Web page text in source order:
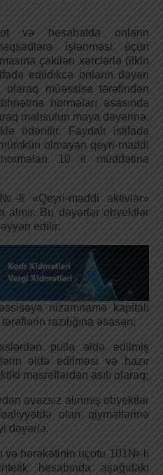
və hesabatda onların
işlənməsi üçün
çəkilən xərclərlə (ilkin
edildikcə onların dəyəri
olaraq müəssisə tərəfindən
normaları əsasında
məhsulun maya dəyərinə,
ödənilir. Faydalı istifadə
olmayan qeyri-maddi
10 il müddətinə
li «Qeyri-maddi aktivlər»
almır. Bu dəyərlər obyektlər
edilir:
nizamnamə kapitalı
razılığına əsasən;
pulla əldə edilmiş
əldə edilməsi və hazır
məsrəflərdən asılı olaraq;
əvəzsiz alınmış obyektlər
olan qiymətlərinə
dəyərlə.
və hərəkətinin uçotu 101№-li
hesabında aşağıdakı